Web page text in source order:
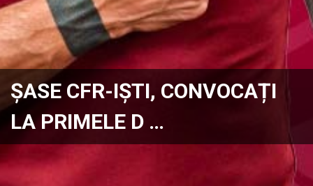
ȘASE CFR-IȘTI, CONVOCAȚI
LA PRIMELE D …